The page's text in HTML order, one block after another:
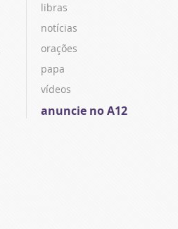
libras
notícias
orações
papa
vídeos
anuncie no A12